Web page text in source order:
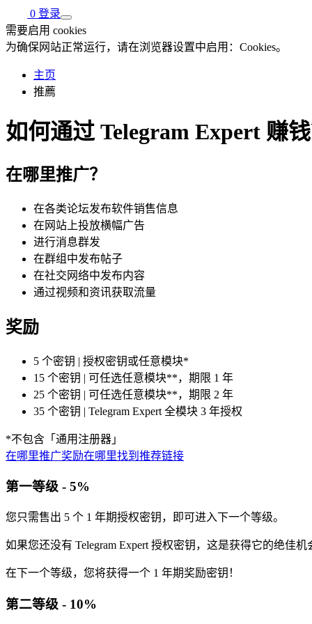
0 登录
需要启用 cookies
为确保网站正常运行，请在浏览器设置中启用：Cookies。
主页
推薦
如何通过 Telegram Expert 赚
在哪里推广？
在各类论坛发布软件销售信息
在网站上投放横幅广告
进行消息群发
在群组中发布帖子
在社交网络中发布内容
通过视频和资讯获取流量
奖励
5 个密钥 | 授权密钥或任意模块*
15 个密钥 | 可任选任意模块**，期限 1 年
25 个密钥 | 可任选任意模块**，期限 2 年
35 个密钥 | Telegram Expert 全模块 3 年授权
*不包含「通用注册器」
在哪里推广奖励在哪里找到推荐链接
第一等级 - 5%
您只需售出 5 个 1 年期授权密钥，即可进入下一个等级。
如果您还没有 Telegram Expert 授权密钥，这是获得它的绝佳机
在下一个等级，您将获得一个 1 年期奖励密钥！
第二等级 - 10%